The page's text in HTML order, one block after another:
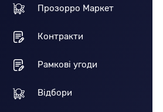
Прозорро Маркет
Контракти
Рамкові угоди
Відбори